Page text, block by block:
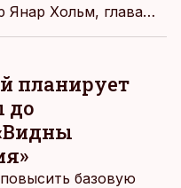
Янар Хольм, глава
центра
планирует
до
базовую